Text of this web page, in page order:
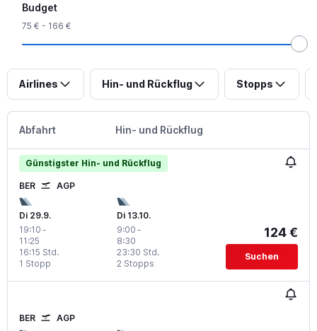
Budget
75 € - 166 €
Airlines Hin- und Rückflug Stopps
Abfahrt Hin- und Rückflug
Günstigster Hin- und Rückflug
BER AGP
Di 29.9.
19:10 -
11:25
1 Stopp
16:15 Std.
Di 13.10.
9:00 -
8:30
2 Stopps
23:30 Std.
124 €
Suchen
BER AGP